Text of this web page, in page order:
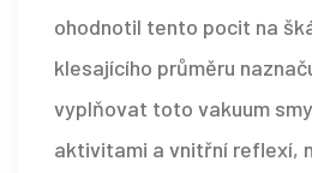
ohodnotil tento pocit na
klesajícího průměru
vyplňovat toto vakuum
aktivitami a vnitřní reflexí,